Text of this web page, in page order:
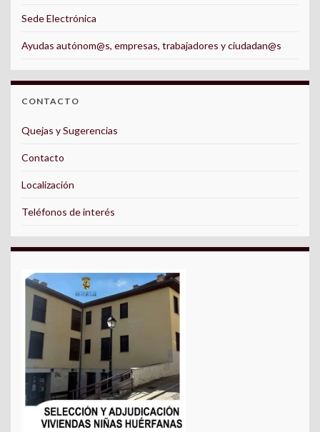
Sede Electrónica
Ayudas autónom@s, empresas, trabajadores y ciudadan@s
CONTACTO
Quejas y Sugerencias
Contacto
Localización
Teléfonos de interés